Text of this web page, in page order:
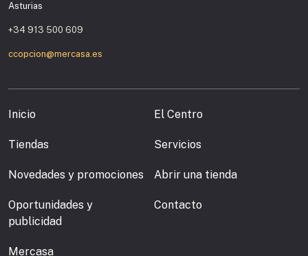
Asturias
+34 913 500 609
ccopcion@mercasa.es
Inicio El Centro
Tiendas Servicios
Novedades y promociones Abrir una tienda
Oportunidades y
publicidad
Contacto
Mercasa